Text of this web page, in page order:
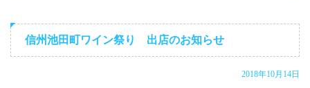
信州池田町ワイン祭り 出店のお知らせ
2018年10月14日